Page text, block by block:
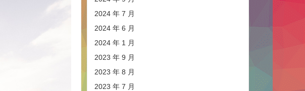
2024 年 7 月
2024 年 6 月
2024 年 1 月
2023 年 9 月
2023 年 8 月
2023 年 7 月